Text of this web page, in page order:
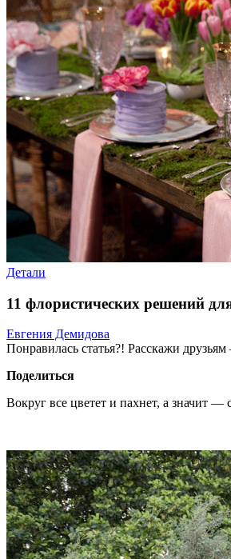
Детали
11 флористических решений
Евгения Демидова
Понравилась статья?! Расскажи
Поделиться
Вокруг все цветет и пахнет, а значит —